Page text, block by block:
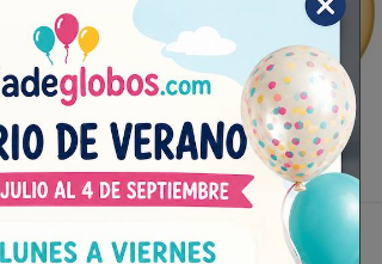
Globos Jack Caras Halloween
11"-28cm Qualatex
Bolsa 25 unidades